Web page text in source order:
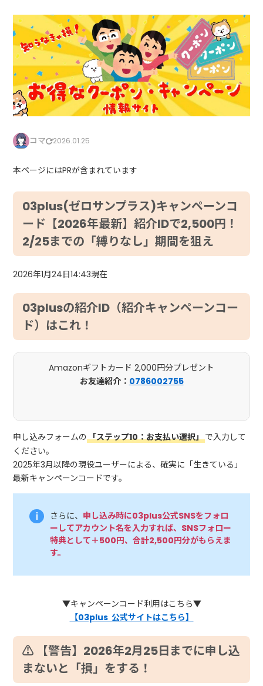
コマ 2026.01.25
本ページにはPRが含まれています
03plus(ゼロサンプラス)キャンペーンコ
ード【2026年最新】紹介IDで2,500円！
2/25までの「縛りなし」期間を狙え
2026年1月24日14:43現在
03plusの紹介ID（紹介キャンペーンコー
ド）はこれ！
Amazonギフトカード 2,000円分プレゼント
お友達紹介： 0786002755
申し込みフォームの「ステップ10：お支払い選択」で入力して
ください。
2025年3月以降の現役ユーザーによる、確実に「生きている」
最新キャンペーンコードです。
さらに、 申 し込み時に03plus公式SNSをフォロ
ーしてアカウント名を入力すれば、SNSフォロー
特典として＋500円、合計2,500円分がもらえま
す。
▼キャンペーンコード利用はこちら▼
【03plus 公式サイトはこちら】
⚠️ 【警告】2026年2月25日までに申し込
まないと「損」をする！